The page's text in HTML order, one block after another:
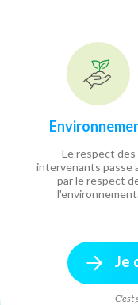
Le respect des
intervenants passe
par le respect
l'environnement.
Je
C'est